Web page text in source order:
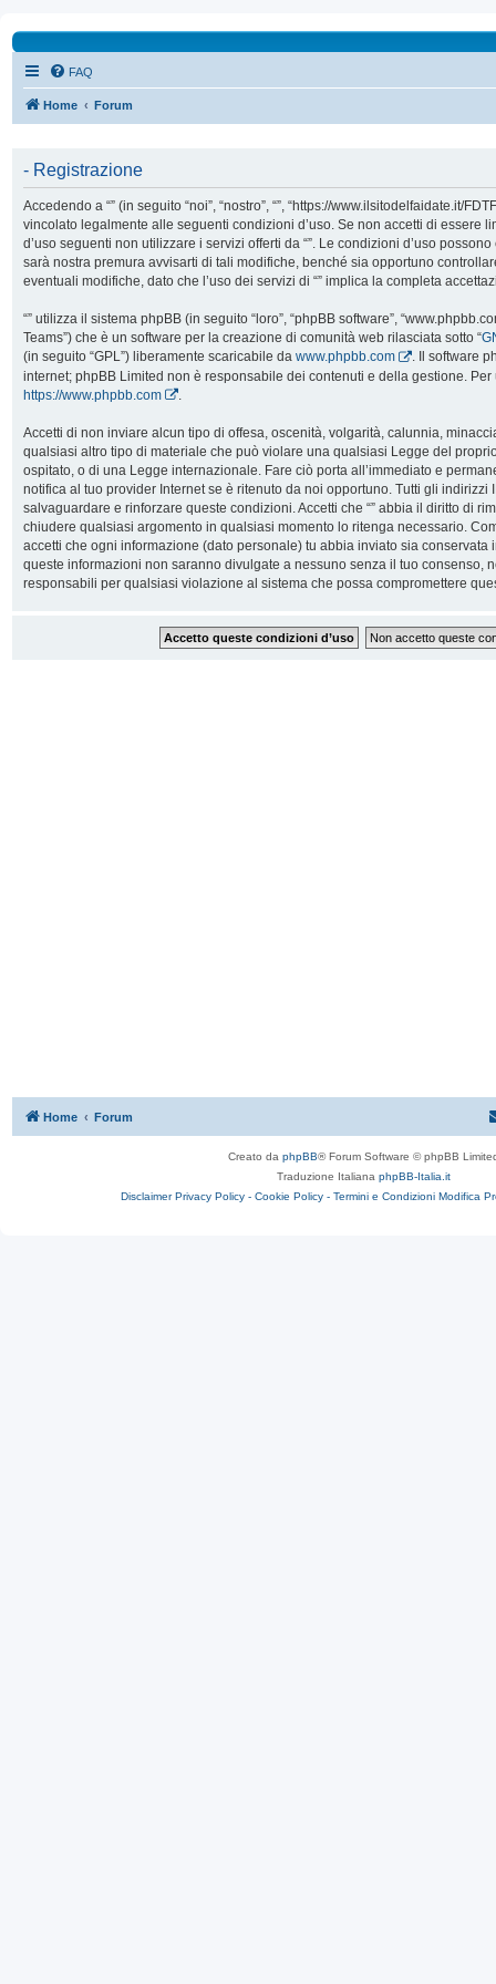
FAQ
Home Forum
- Registrazione
Accedendo a “” (in seguito “noi”, “nostro”, “”, “https://www.ilsitodelfaidate.it/
vincolato legalmente alle seguenti condizioni d’uso. Se non accetti di essere
d’uso seguenti non utilizzare i servizi offerti da “”. Le condizioni d’uso
sarà nostra premura avvisarti di tali modifiche, benché sia opportuno
eventuali modifiche, dato che l’uso dei servizi di “” implica la completa
“” utilizza il sistema phpBB (in seguito “loro”, “phpBB software”,
Teams”) che è un software per la creazione di comunità web rilasciata sotto “
(in seguito “GPL”) liberamente scaricabile da www.phpbb.com
. Il software
internet; phpBB Limited non è responsabile dei contenuti e della gestione.
https://www.phpbb.com
Accetti di non inviare alcun tipo di offesa, oscenità, volgarità, calunnia,
qualsiasi altro tipo di materiale che può violare una qualsiasi Legge del
ospitato, o di una Legge internazionale. Fare ciò porta all’immediato e
notifica al tuo provider Internet se è ritenuto da noi opportuno. Tutti gli indirizzi
salvaguardare e rinforzare queste condizioni. Accetti che “” abbia il diritto di
chiudere qualsiasi argomento in qualsiasi momento lo ritenga necessario.
accetti che ogni informazione (dato personale) tu abbia inviato sia conservata
queste informazioni non saranno divulgate a nessuno senza il tuo consenso,
responsabili per qualsiasi violazione al sistema che possa compromettere
Home Forum
Creato da phpBB® Forum Software © phpBB
Traduzione Italiana phpBB-Italia.it
Disclaimer Privacy Policy - Cookie Policy - Termini e Condizioni Modifica